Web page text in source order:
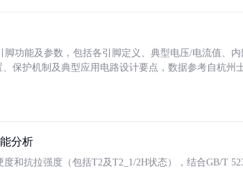
脚功能及参数，包括各引脚定义、典型电压/电流值、
保护机制及典型应用电路设计要点，数据参考自杭州
分析
和抗拉强度（包括T2及T2_1/2H状态），结合GB/T